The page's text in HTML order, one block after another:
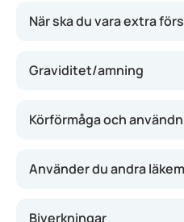
När ska du vara extra
Graviditet/amning
Körförmåga och
Använder du andra
Biverkningar